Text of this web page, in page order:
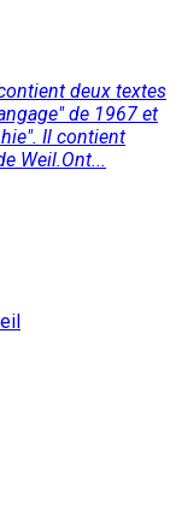
deux textes
de 1967 et
Il contient
Weil.Ont...